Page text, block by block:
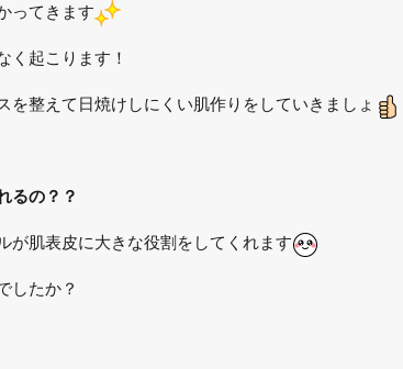
ってきます
く起こります！
を整えて日焼けしにくい肌作りをしていきましょ
るの？？
が肌表皮に大きな役割をしてくれます
したか？